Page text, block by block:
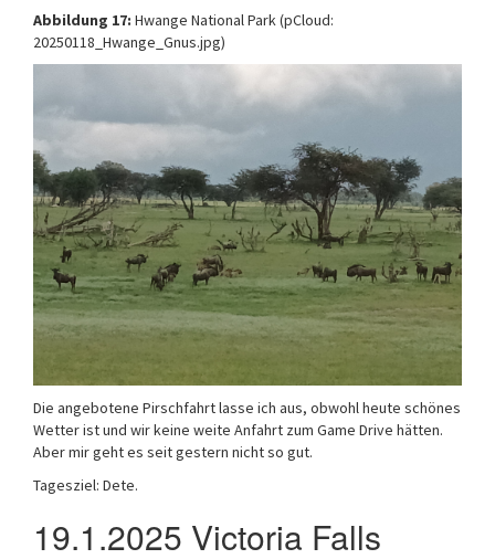
Abbildung 17: Hwange National Park (pCloud:
20250118_Hwange_Gnus.jpg)
Die angebotene Pirschfahrt lasse ich aus, obwohl heute schönes
Wetter ist und wir keine weite Anfahrt zum Game Drive hätten.
Aber mir geht es seit gestern nicht so gut.
Tagesziel: Dete.
19.1.2025 Victoria Falls